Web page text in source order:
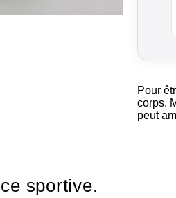
Pour
corps.
peut
sportive.